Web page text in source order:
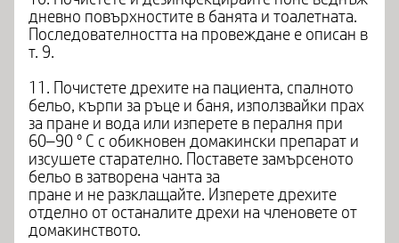
дневно повърхностите в банята и тоалетната.
Последователността на провеждане е описан в
т. 9.
11. Почистете дрехите на пациента, спалното
бельо, кърпи за ръце и баня, използвайки прах
за пране и вода или изперете в пералня при
60–90 ° C с обикновен домакински препарат и
изсушете старателно. Поставете замърсеното
бельо в затворена чанта за
пране и не разклащайте. Изперете дрехите
отделно от останалите дрехи на членовете от
домакинството.